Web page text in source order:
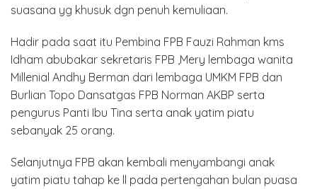
suasana yg khusuk dgn penuh kemuliaan.
Hadir pada saat itu Pembina FPB Fauzi Rahman kms
Idham abubakar sekretaris FPB ,Mery lembaga wanita
Millenial Andhy Berman dari lembaga UMKM FPB dan
Burlian Topo Dansatgas FPB Norman AKBP serta
pengurus Panti Ibu Tina serta anak yatim piatu
sebanyak 25 orang.
Selanjutnya FPB akan kembali menyambangi anak
yatim piatu tahap ke ll pada pertengahan bulan puasa